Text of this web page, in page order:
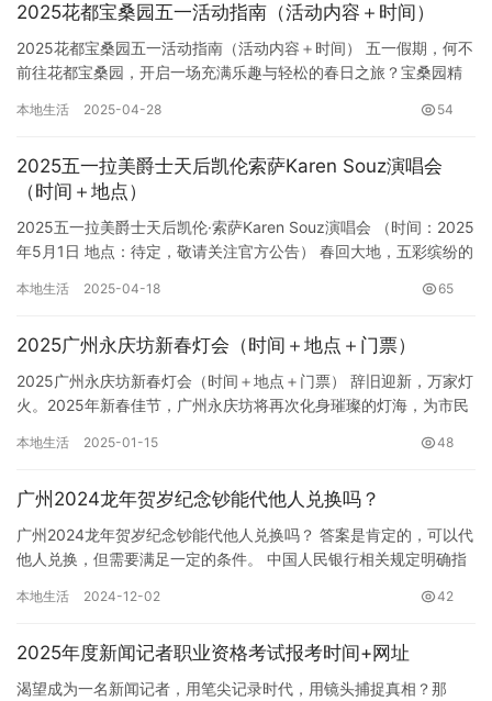
2025花都宝桑园五一活动指南（活动内容＋时间）
2025花都宝桑园五一活动指南（活动内容＋时间） 五一假期，何不
前往花都宝桑园，开启一场充满乐趣与轻松的春日之旅？宝桑园精
本地生活 2025-04-28 54
2025五一拉美爵士天后凯伦索萨Karen Souz演唱会
（时间＋地点）
2025五一拉美爵士天后凯伦·索萨Karen Souz演唱会 （时间：2025
年5月1日 地点：待定，敬请关注官方公告） 春回大地，五彩缤纷的
本地生活 2025-04-18 65
2025广州永庆坊新春灯会（时间＋地点＋门票）
2025广州永庆坊新春灯会（时间＋地点＋门票） 辞旧迎新，万家灯
火。2025年新春佳节，广州永庆坊将再次化身璀璨的灯海，为市民
本地生活 2025-01-15 48
广州2024龙年贺岁纪念钞能代他人兑换吗？
广州2024龙年贺岁纪念钞能代他人兑换吗？ 答案是肯定的，可以代
他人兑换，但需要满足一定的条件。 中国人民银行相关规定明确指
本地生活 2024-12-02 42
2025年度新闻记者职业资格考试报考时间+网址
渴望成为一名新闻记者，用笔尖记录时代，用镜头捕捉真相？那